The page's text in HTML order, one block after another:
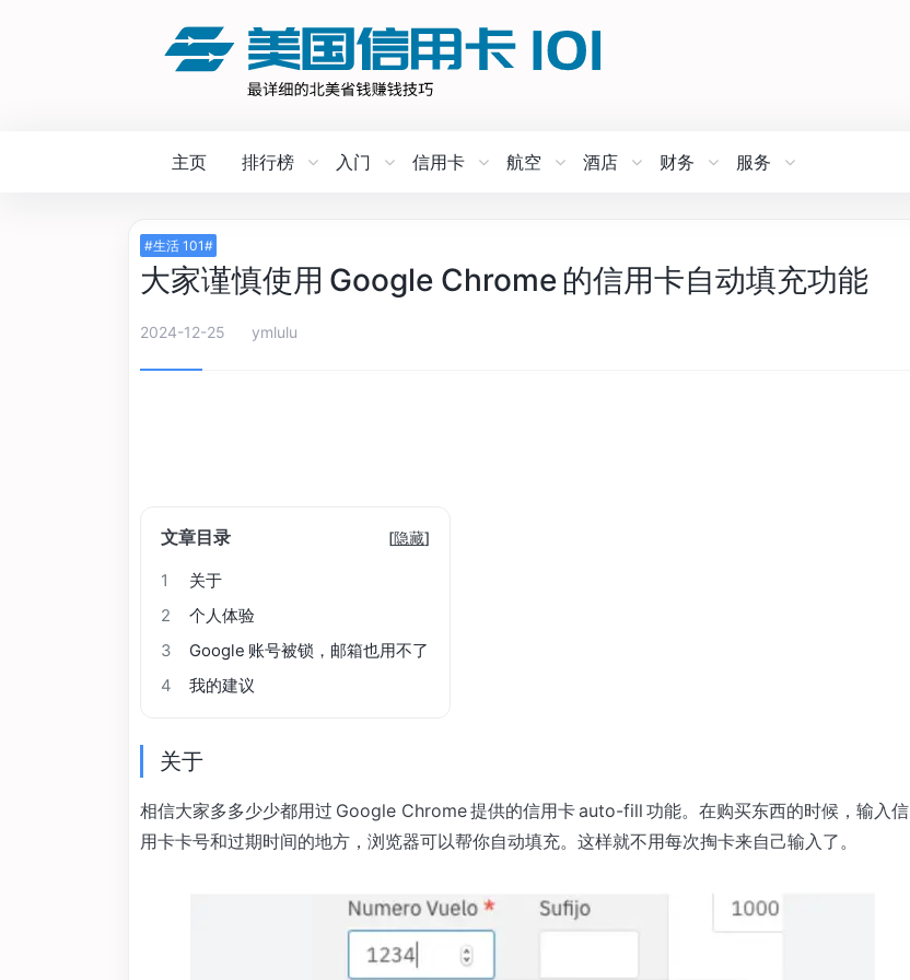
主页 排行榜 入门 信用卡 航空 酒店 财务 服务
#生活 101#
大家谨慎使用 Google Chrome 的信用卡自动填充功能
2024-12-25 ymlulu
文章目录 [隐藏]
1
关于
2
个人体验
3
Google 账号被锁，邮箱也用不了
4
我的建议
关于
相信大家多多少少都用过 Google Chrome 提供的信用卡 auto-fill 功能。在购买东西的时候，输入信
用卡卡号和过期时间的地方，浏览器可以帮你自动填充。这样就不用每次掏卡来自己输入了。